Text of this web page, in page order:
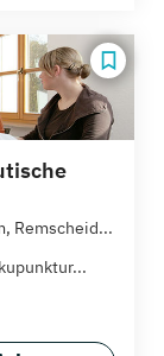
Remscheid...